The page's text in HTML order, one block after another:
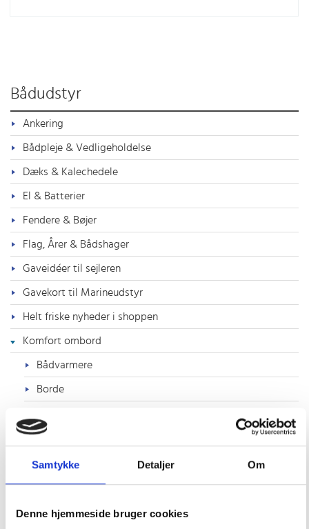
Samtykke Detaljer Om
Denne hjemmeside bruger cookies
Bådudstyr
Ankering
Bådpleje & Vedligeholdelse
Dæks & Kalechedele
El & Batterier
Fendere & Bøjer
Flag, Årer & Bådshager
Gaveidéer til sejleren
Gavekort til Marineudstyr
Helt friske nyheder i shoppen
Komfort ombord
Bådvarmere
Borde
Hynder & madras
Interiør
Fyrfadslygter og stager
Gaveartikler, Spil & Bøger